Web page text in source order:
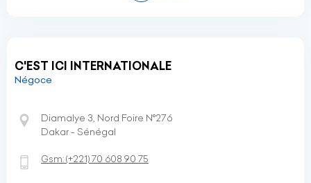
C'EST ICI INTERNATIONALE
Négoce
Diamalye 3, Nord Foire N°276
Dakar - Sénégal
Gsm:(+221)70 608 90 75